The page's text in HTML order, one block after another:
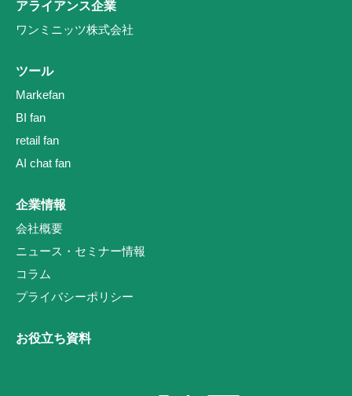
アライアンス企業
ワンミニッツ株式会社
ツール
Markefan
BI fan
retail fan
AI chat fan
企業情報
会社概要
ニュース・セミナー情報
コラム
プライバシーポリシー
お役立ち資料